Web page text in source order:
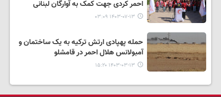
احمر کردی جهت کمک به آوارگان لبنانی
۱۴۰۳-۰۷-۱۳ ۰۳:۰۹
حمله پهپادی ارتش ترکیه به یک ساختمان و
آمبولانس هلال احمر در قامشلو
۱۴۰۳-۰۳-۱۳ ۱۵:۲۰